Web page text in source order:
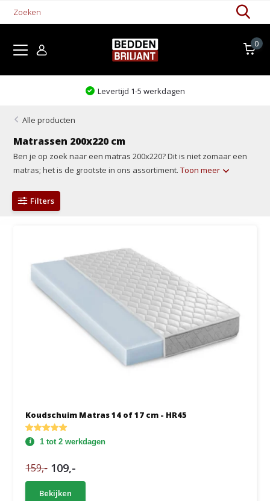
0
Levertijd 1-5 werkdagen
Alle producten
Matrassen 200x220 cm
Ben je op zoek naar een matras 200x220? Dit is niet zomaar een
matras; het is de grootste in ons assortiment.Toon meer
Filters
Koudschuim Matras 14 of 17 cm - HR45
1 tot 2 werkdagen
159,- 109,-
Bekijken